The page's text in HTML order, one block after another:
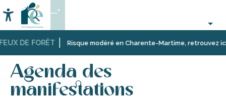
au
contenu
principalDE FORÊT Risque modéré en Charente-Martime, retrouvez
Accessibilité
Recherche
--°
Accueil
Activités,
cours
et
découverte
Les
Agenda des manifestations
Agenda des
manifestations